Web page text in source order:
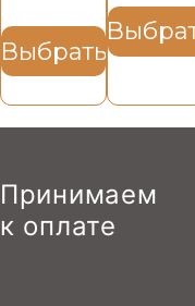
Выбрать
Принимаем
к оплате